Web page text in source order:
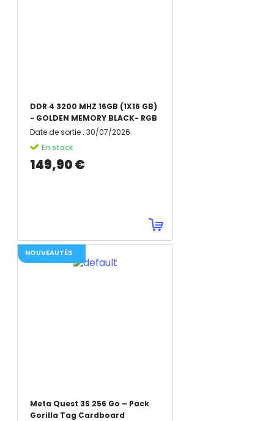
DDR 4 3200 MHZ 16GB (1X16 GB)
- GOLDEN MEMORY BLACK- RGB
Date de sortie : 30/07/2026
En stock
149,90 €
Meta Quest 3S 256 Go – Pack
Gorilla Tag Cardboard
NOUVEAUTÉS